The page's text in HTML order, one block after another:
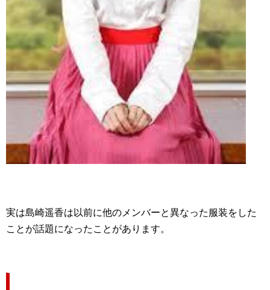
実は島崎遥香は以前に他のメンバーと異なった服装をした
ことが話題になったことがあります。